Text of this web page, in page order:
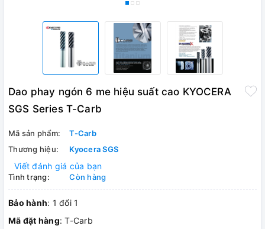
Dao phay ngón 6 me hiệu suất cao KYOCERA
SGS Series T-Carb
Mã sản phẩm:
T-Carb
Thương hiệu:
Kyocera SGS
Viết đánh giá của bạn
Tình trạng: Còn hàng
Bảo hành: 1 đổi 1
Mã đặt hàng: T-Carb